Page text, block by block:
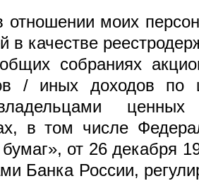
отношении моих
качестве
собраниях
/ иных доходов по
ценных
в том числе
от 26 декабря
Банка России,